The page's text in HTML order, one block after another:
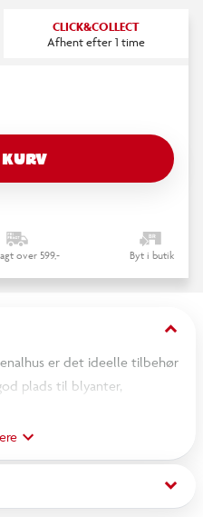
CLICK&COLLECT
Afhent efter 1 time
over 599,- Byt i butik
keyboard_arrow_down
er det ideelle tilbehør
plads til blyanter,
ting – både i skolen og
funktionalitet med
sjovere at pakke
keyboard_arrow_down